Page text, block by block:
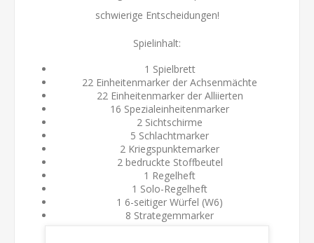
schwierige Entscheidungen!
Spielinhalt:
1 Spielbrett
22 Einheitenmarker der Achsenmächte
22 Einheitenmarker der Alliierten
16 Spezialeinheitenmarker
2 Sichtschirme
5 Schlachtmarker
2 Kriegspunktemarker
2 bedruckte Stoffbeutel
1 Regelheft
1 Solo-Regelheft
1 6-seitiger Würfel (W6)
8 Strategemmarker